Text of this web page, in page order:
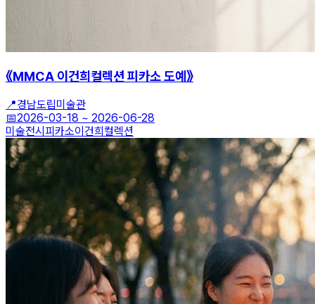
《MMCA 이건희컬렉션 피카소 도예》
📍경남도립미술관
📅2026-03-18 ~ 2026-06-28
미술전시 피카소이건희컬렉션